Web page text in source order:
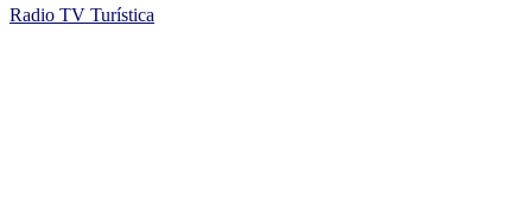
Radio TV Turística